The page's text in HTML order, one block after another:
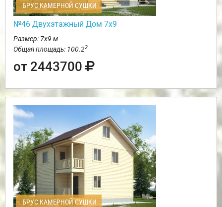
БРУС КАМЕРНОЙ СУШКИ
№46 Двухэтажный Дом 7х9
Размер: 7х9 м
Общая площадь: 100.22
от 2443700
БРУС КАМЕРНОЙ СУШКИ